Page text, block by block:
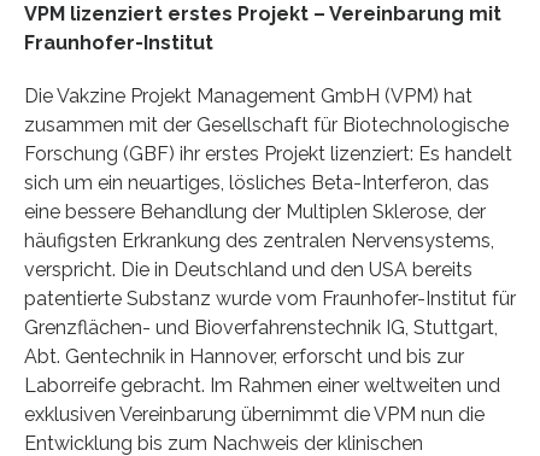
VPM lizenziert erstes Projekt – Vereinbarung mit
Fraunhofer-Institut
Die Vakzine Projekt Management GmbH (VPM) hat
zusammen mit der Gesellschaft für Biotechnologische
Forschung (GBF) ihr erstes Projekt lizenziert: Es handelt
sich um ein neuartiges, lösliches Beta-Interferon, das
eine bessere Behandlung der Multiplen Sklerose, der
häufigsten Erkrankung des zentralen Nervensystems,
verspricht. Die in Deutschland und den USA bereits
patentierte Substanz wurde vom Fraunhofer-Institut für
Grenzflächen- und Bioverfahrenstechnik IG, Stuttgart,
Abt. Gentechnik in Hannover, erforscht und bis zur
Laborreife gebracht. Im Rahmen einer weltweiten und
exklusiven Vereinbarung übernimmt die VPM nun die
Entwicklung bis zum Nachweis der klinischen